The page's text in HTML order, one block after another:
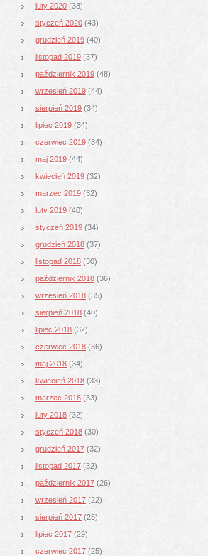
luty 2020 (38)
styczeń 2020 (43)
grudzień 2019 (40)
listopad 2019 (37)
październik 2019 (48)
wrzesień 2019 (44)
sierpień 2019 (34)
lipiec 2019 (34)
czerwiec 2019 (34)
maj 2019 (44)
kwiecień 2019 (32)
marzec 2019 (32)
luty 2019 (40)
styczeń 2019 (34)
grudzień 2018 (37)
listopad 2018 (30)
październik 2018 (36)
wrzesień 2018 (35)
sierpień 2018 (40)
lipiec 2018 (32)
czerwiec 2018 (36)
maj 2018 (34)
kwiecień 2018 (33)
marzec 2018 (33)
luty 2018 (32)
styczeń 2018 (30)
grudzień 2017 (32)
listopad 2017 (32)
październik 2017 (26)
wrzesień 2017 (22)
sierpień 2017 (25)
lipiec 2017 (29)
czerwiec 2017 (25)